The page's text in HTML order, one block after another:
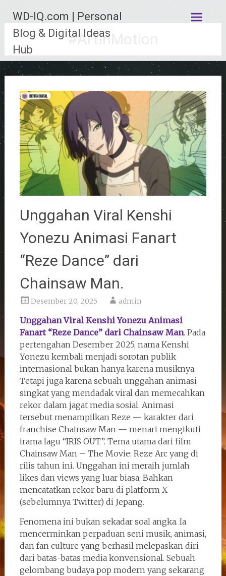
konten
WD-IQ.com | Personal
Blog & Digital Ideas
Hub
#ArtInMotion
Unggahan Viral Kenshi
Yonezu Animasi Fanart
“Reze Dance” dari
Chainsaw Man.
Desember 20, 2025 admin
Unggahan Viral Kenshi Yonezu Animasi
Fanart “Reze Dance” dari Chainsaw Man. Pada
pertengahan Desember 2025, nama Kenshi
Yonezu kembali menjadi sorotan publik
internasional bukan hanya karena musiknya.
Tetapi juga karena sebuah unggahan animasi
singkat yang mendadak viral dan memecahkan
rekor dalam jagat media sosial. Animasi
tersebut menampilkan Reze — karakter dari
franchise Chainsaw Man — menari mengikuti
irama lagu “IRIS OUT”. Tema utama dari film
Chainsaw Man – The Movie: Reze Arc yang di
rilis tahun ini. Unggahan ini meraih jumlah
likes dan views yang luar biasa. Bahkan
mencatatkan rekor baru di platform X
(sebelumnya Twitter) di Jepang.
Fenomena ini bukan sekadar soal angka. Ia
mencerminkan perpaduan seni musik, animasi,
dan fan culture yang berhasil melepaskan diri
dari batas-batas media konvensional. Sebuah
gelombang budaya pop modern yang sekarang